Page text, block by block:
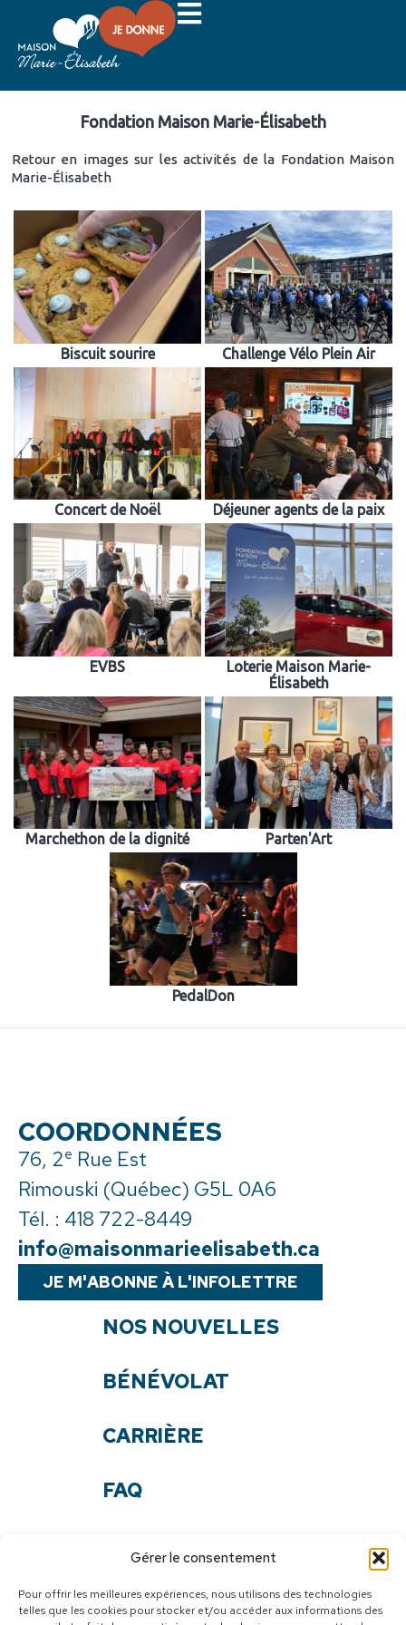
Gérer le consentement
Pour offrir les meilleures expériences, nous utilisons des technologies
telles que les cookies pour stocker et/ou accéder aux informations des
Fondation Maison
Marie-Élisabeth
Fondation Maison Marie-Élisabeth
Retour en images sur les activités de la Fondation Maison
Marie-Élisabeth
Biscuit sourire Challenge Vélo Plein Air
Concert de Noël Déjeuner agents de la paix
EVBS
Loterie Maison Marie-
Élisabeth
Marchethon de la dignité Parten'Art
PedalDon
COORDONNÉES
76, 2e Rue Est
Rimouski (Québec) G5L 0A6
Tél. : 418 722-8449
info@maisonmarieelisabeth.ca
JE M'ABONNE À L'INFOLETTRE
NOS NOUVELLES
BÉNÉVOLAT
CARRIÈRE
FAQ
NOS DOCUMENTS
NOUS JOINDRE